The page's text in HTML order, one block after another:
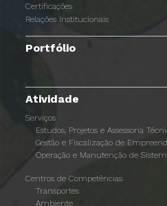
Certificações
Relações Institucionais
Portfólio
Atividade
Serviços
Estudos, Projetos e Assessoria
Gestão e Fiscalização de
Operação e Manutenção de
Centros de Competências
Transportes
Ambiente